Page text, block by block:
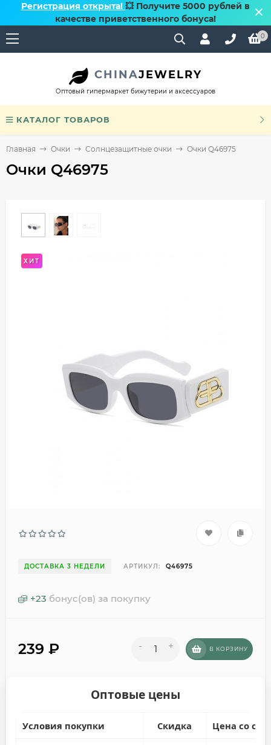
Регистрация открыта! 💥 Получите 5000 рублей в
качестве приветственного бонуса!
0
CHINAJEWELRY
Оптовый гипермаркет бижутерии и аксессуаров
КАТАЛОГ ТОВАРОВ
Главная Очки Солнцезащитные очки Очки Q46975
Очки Q46975
ХИТ
ДОСТАВКА 3 НЕДЕЛИ АРТИКУЛ: Q46975
+23 бонус(ов) за покупку
239 ₽ - + В КОРЗИНУ
Оптовые цены
Условия покупки Скидка Цена со